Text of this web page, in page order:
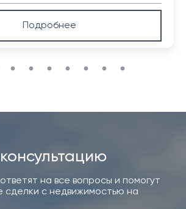
Подробнее
на все вопросы и помогут
сделки с недвижимостью на